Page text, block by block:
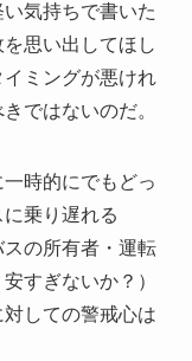
気持ちで書いた
思い出してほし
ミングが悪けれ
ではないのだ。
時的にでもどっ
乗り遅れる
の所有者・運転
すぎないか？）
しての警戒心は